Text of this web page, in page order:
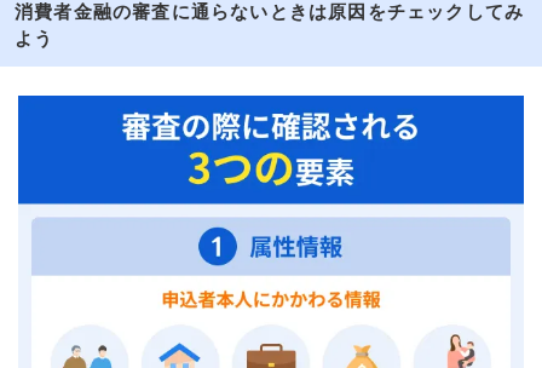
消費者金融の審査に通らないときは原因をチェックしてみ
よう